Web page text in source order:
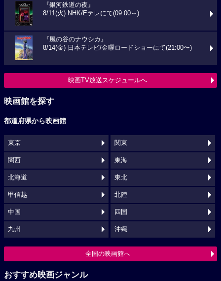
『銀河鉄道の夜』
8/11(火) NHK/Eテレにて(09:00～)
『風の谷のナウシカ』
8/14(金) 日本テレビ/金曜ロードショーにて(21:00〜)
映画TV放送スケジュールへ
映画館を探す
都道府県から映画館
東京 関東
関西 東海
北海道 東北
甲信越 北陸
中国 四国
九州 沖縄
全国の映画館へ
おすすめ映画ジャンル